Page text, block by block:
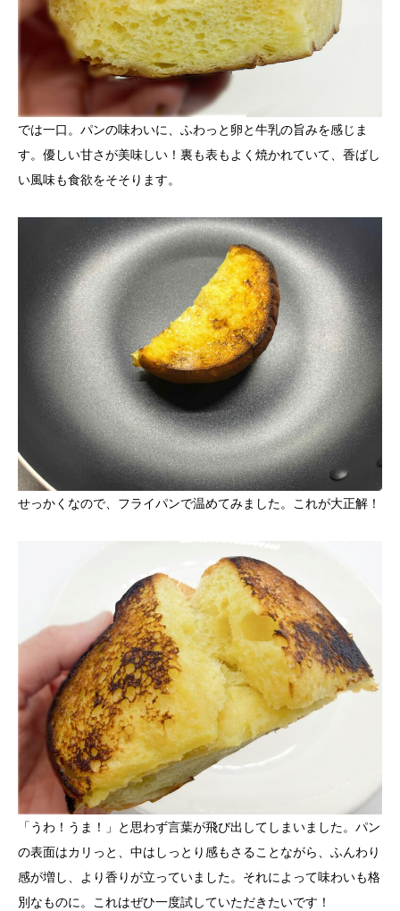
では一口。パンの味わいに、ふわっと卵と牛乳の旨みを感じま
す。優しい甘さが美味しい！裏も表もよく焼かれていて、香ばし
い風味も食欲をそそります。
せっかくなので、フライパンで温めてみました。これが大正解！
「うわ！うま！」と思わず言葉が飛び出してしまいました。パン
の表面はカリっと、中はしっとり感もさることながら、ふんわり
感が増し、より香りが立っていました。それによって味わいも格
別なものに。これはぜひ一度試していただきたいです！